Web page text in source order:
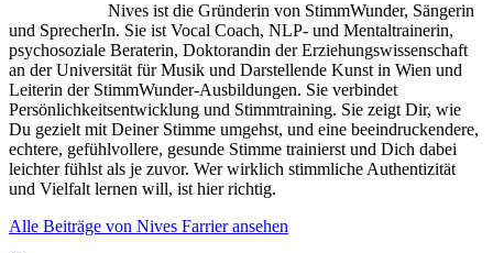
Nives ist die Gründerin von StimmWunder, Sängerin
und SprecherIn. Sie ist Vocal Coach, NLP- und Mentaltrainerin,
psychosoziale Beraterin, Doktorandin der Erziehungswissenschaft
an der Universität für Musik und Darstellende Kunst in Wien und
Leiterin der StimmWunder-Ausbildungen. Sie verbindet
Persönlichkeitsentwicklung und Stimmtraining. Sie zeigt Dir, wie
Du gezielt mit Deiner Stimme umgehst, und eine beeindruckendere,
echtere, gefühlvollere, gesunde Stimme trainierst und Dich dabei
leichter fühlst als je zuvor. Wer wirklich stimmliche Authentizität
und Vielfalt lernen will, ist hier richtig.
Alle Beiträge von Nives Farrier ansehen